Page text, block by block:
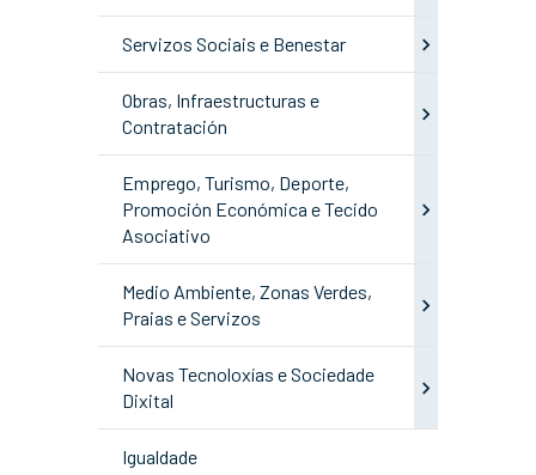
Servizos Sociais e Benestar
Obras, Infraestructuras e
Contratación
Emprego, Turismo, Deporte,
Promoción Económica e Tecido
Asociativo
Medio Ambiente, Zonas Verdes,
Praias e Servizos
Novas Tecnoloxías e Sociedade
Dixital
Igualdade